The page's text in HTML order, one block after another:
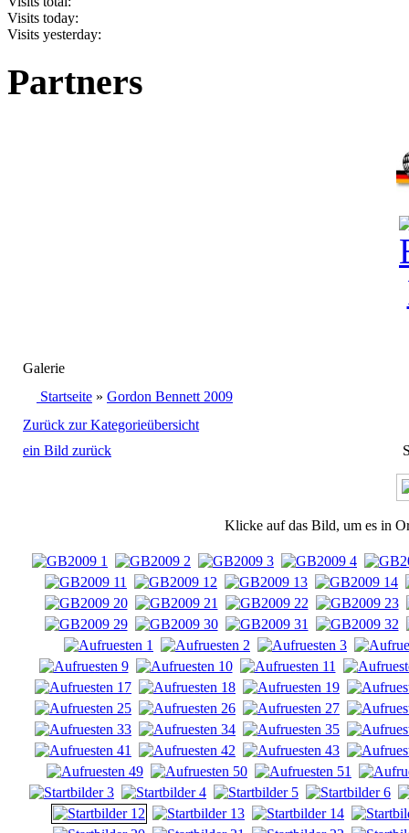
Visits today:
Visits yesterday:
Partners
Galerie
Startseite » Gordon Bennett 2009
Zurück zur Kategorieübersicht
ein Bild zurück
Klicke auf das Bild, um es in